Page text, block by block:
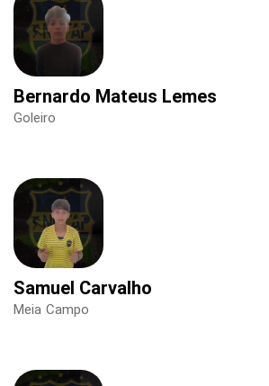
Bernardo Mateus Lemes
Goleiro
Samuel Carvalho
Meia Campo